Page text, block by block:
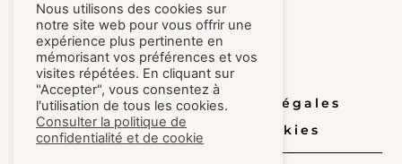
Honoraires
Mentions légales
Confidentialité et cookies
Nous utilisons des cookies sur
notre site web pour vous offrir une
expérience plus pertinente en
mémorisant vos préférences et vos
visites répétées. En cliquant sur
"Accepter", vous consentez à
l'utilisation de tous les cookies.
Consulter la politique de
confidentialité et de cookie